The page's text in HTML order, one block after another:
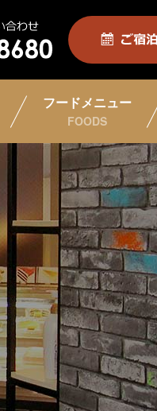
フードメニュー
FOODS